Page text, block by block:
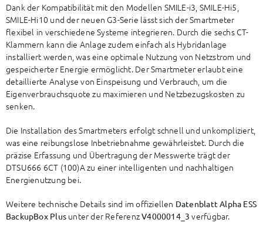
Dank der Kompatibilität mit den Modellen SMILE-i3, SMILE-Hi5,
SMILE-Hi10 und der neuen G3-Serie lässt sich der Smartmeter
flexibel in verschiedene Systeme integrieren. Durch die sechs CT-
Klammern kann die Anlage zudem einfach als Hybridanlage
installiert werden, was eine optimale Nutzung von Netzstrom und
gespeicherter Energie ermöglicht. Der Smartmeter erlaubt eine
detaillierte Analyse von Einspeisung und Verbrauch, um die
Eigenverbrauchsquote zu maximieren und Netzbezugskosten zu
senken.
Die Installation des Smartmeters erfolgt schnell und unkompliziert,
was eine reibungslose Inbetriebnahme gewährleistet. Durch die
präzise Erfassung und Übertragung der Messwerte trägt der
DTSU666 6CT (100)A zu einer intelligenten und nachhaltigen
Energienutzung bei.
Weitere technische Details sind im offiziellen Datenblatt Alpha ESS
BackupBox Plusunter der ReferenzV4000014_3 verfügbar.